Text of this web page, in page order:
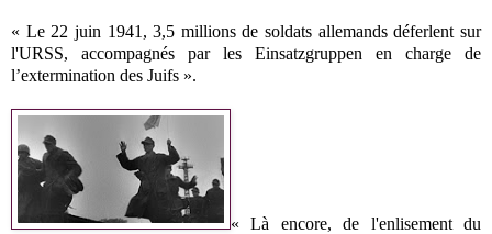
« Le 22 juin 1941, 3,5 millions de soldats allemands déferlent sur
l'URSS, accompagnés par les Einsatzgruppen en charge de
l’extermination des Juifs ».
« Là encore, de l'enlisement du